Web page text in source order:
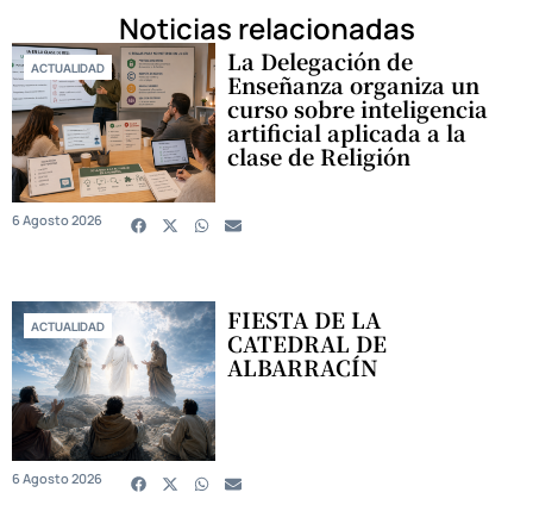
Noticias relacionadas
ACTUALIDAD La Delegación de
Enseñanza organiza un
curso sobre inteligencia
artificial aplicada a la
clase de Religión
6 Agosto 2026
ACTUALIDAD FIESTA DE LA
CATEDRAL DE
ALBARRACÍN
6 Agosto 2026